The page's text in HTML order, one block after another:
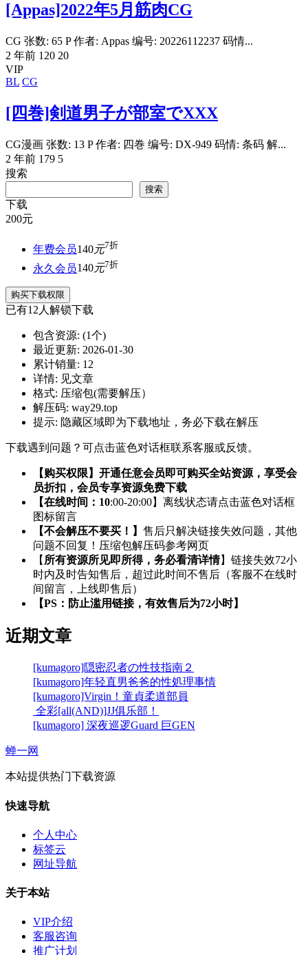
[Appas]2022年5月筋肉CG
CG 张数: 65 P 作者: Appas 编号: 20226112237 码情...
2 年前 120 20
VIP
BL CG
[四巻]剣道男子が部室でXXX
CG漫画 张数: 13 P 作者: 四巻 编号: DX-949 码情: 条码 解...
2 年前 179 5
搜索
搜索
下载
200元
年费会员140元7折
永久会员140元7折
购买下载权限
已有12人解锁下载
包含资源: (1个)
最近更新: 2026-01-30
累计销量: 12
详情: 见文章
格式: 压缩包(需要解压）
解压码: way29.top
提示: 隐藏区域即为下载地址，务必下载在解压
下载遇到问题？可点击蓝色对话框联系客服或反馈。
【购买权限】开通任意会员即可购买全站资源，享受会
员折扣，会员专享资源免费下载
【在线时间：10:00-20:00】离线状态请点击蓝色对话框
图标留言
【不会解压不要买！】 售后只解决链接失效问题，其他
问题不回复！压缩包解压码参考网页
【 所有资源所见即所得，务必看清详情】链接失效72小
时内及时告知售后，超过此时间不售后（客服不在线时
间留言，上线即售后）
【PS：防止滥用链接，有效售后为72小时】
近期文章
[kumagoro]隠密忍者の性技指南２
[kumagoro]年轻直男爸爸的性処理事情
[kumagoro]Virgin！童貞柔道部員
全彩[all(AND)]JJ俱乐部！
[kumagoro] 深夜巡逻Guard 巨GEN
蝉一网
本站提供热门下载资源
快速导航
个人中心
标签云
网址导航
关于本站
VIP介绍
客服咨询
推广计划